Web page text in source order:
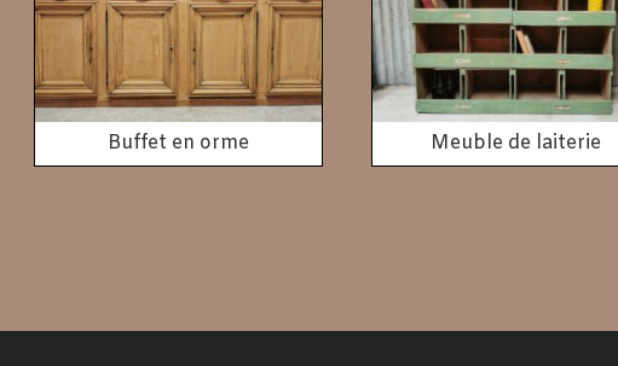
Buffet en orme Meuble de laiterie